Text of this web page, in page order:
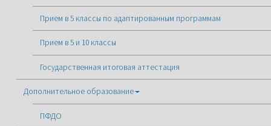
Прием в 5 классы по адаптированным программам
Прием в 5 и 10 классы
Государственная итоговая аттестация
Дополнительное образование
ПФДО